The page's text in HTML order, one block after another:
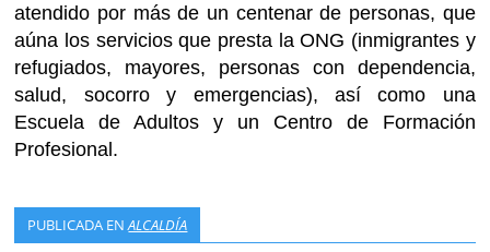
atendido por más de un centenar de personas, que
aúna los servicios que presta la ONG (inmigrantes y
refugiados, mayores, personas con dependencia,
salud, socorro y emergencias), así como una
Escuela de Adultos y un Centro de Formación
Profesional.
PUBLICADA ENALCALDÍA